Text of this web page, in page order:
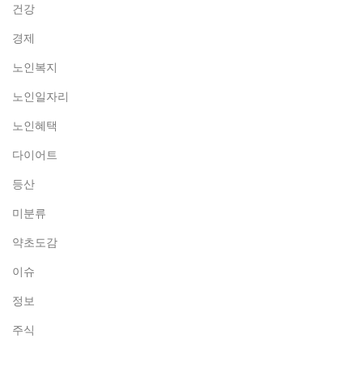
건강
경제
노인복지
노인일자리
노인혜택
다이어트
등산
미분류
약초도감
이슈
정보
주식